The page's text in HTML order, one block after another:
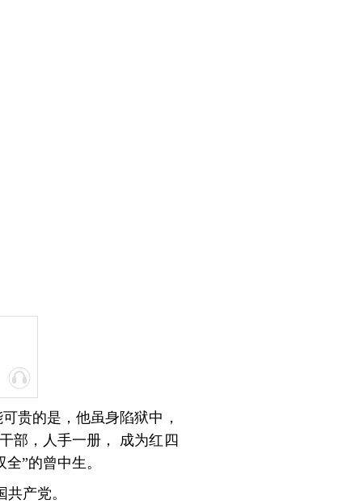
贵的是，他虽身陷狱中，
部，人手一册， 成为红四
”的曾中生。
产党。